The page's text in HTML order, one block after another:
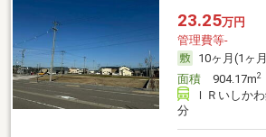
23.25万円
管理費等-
10ヶ月(1ヶ
面積904.17m2
ＩＲいしか
分